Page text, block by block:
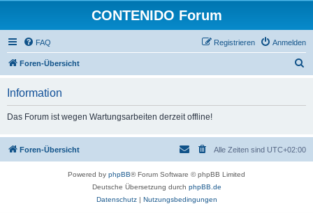
CONTENIDO Forum
FAQ Anmelden
Registrieren
Foren-Übersicht
Information
Das Forum ist wegen Wartungsarbeiten derzeit offline!
Foren-Übersicht Alle Zeiten sind UTC+02:00
Powered by phpBB® Forum Software © phpBB Limited
Deutsche Übersetzung durch phpBB.de
Datenschutz| Nutzungsbedingungen